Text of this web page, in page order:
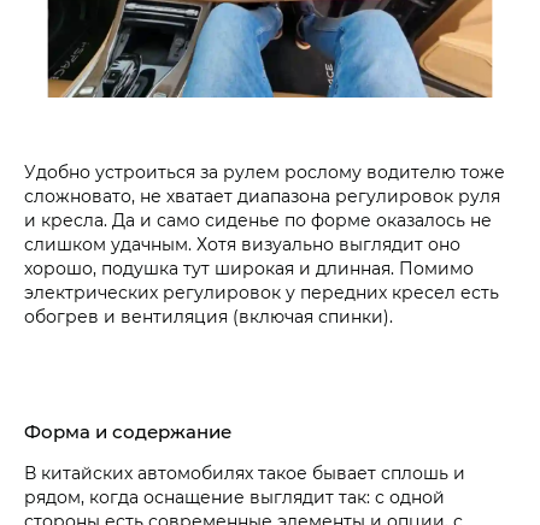
Удобно устроиться за рулем рослому водителю тоже
сложновато, не хватает диапазона регулировок руля
и кресла. Да и само сиденье по форме оказалось не
слишком удачным. Хотя визуально выглядит оно
хорошо, подушка тут широкая и длинная. Помимо
электрических регулировок у передних кресел есть
обогрев и вентиляция (включая спинки).
Форма и содержание
В китайских автомобилях такое бывает сплошь и
рядом, когда оснащение выглядит так: с одной
стороны есть современные элементы и опции, с